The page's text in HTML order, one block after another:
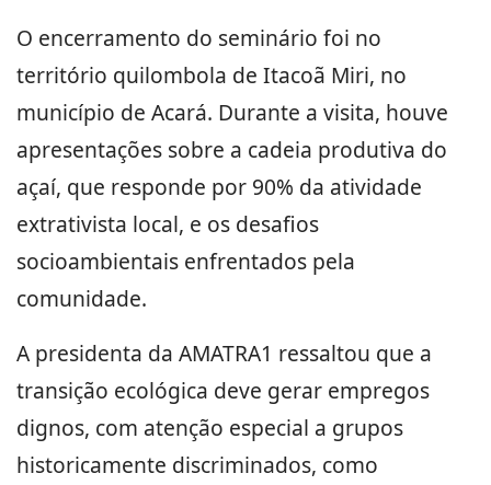
O encerramento do seminário foi no
território quilombola de Itacoã Miri, no
município de Acará. Durante a visita, houve
apresentações sobre a cadeia produtiva do
açaí, que responde por 90% da atividade
extrativista local, e os desafios
socioambientais enfrentados pela
comunidade.
A presidenta da AMATRA1 ressaltou que a
transição ecológica deve gerar empregos
dignos, com atenção especial a grupos
historicamente discriminados, como